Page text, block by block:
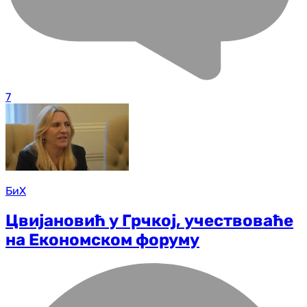
7
БиХ
Цвијановић у Грчкој, учествоваће
на Економском форуму